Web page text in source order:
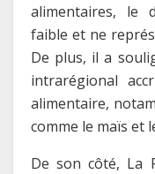
alimentaires, le
faible et ne
De plus, il a
intrarégional
alimentaire,
comme le maïs et
De son côté, La